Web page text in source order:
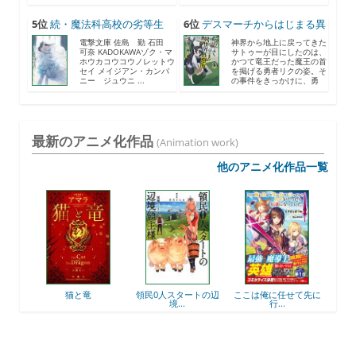
5位続・魔法科高校の劣等生
メ...
電撃文庫 佐島 勤 石田
可奈 KADOKAWAゾク・マ
ホウカコウコウノレットウ
セイ メイジアン・カンパ
ニー ジュウニ ...
6位デスマーチからはじまる異
世...
神界から地上に戻ってきた
サトゥーが目にしたのは、
かつて竜王だった魔王の首
を掲げる勇者リクの姿。そ
の事件をきっかけに、勇
最新のアニメ化作品 (Animation work)
他のアニメ化作品一覧
猫と竜 領民0人スタートの辺
境...
ここは俺に任せて先に
行...